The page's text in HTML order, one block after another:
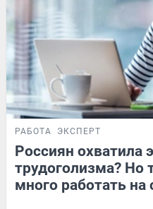
РАБОТА ЭКСПЕРТ
Россиян охватила
трудоголизма? Но
много работать